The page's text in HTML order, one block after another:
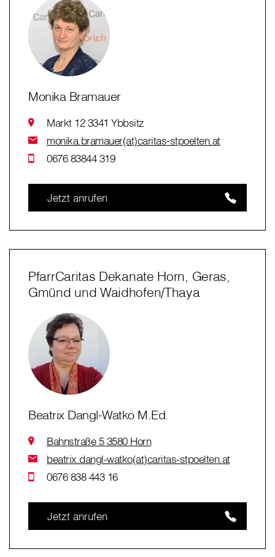
Monika Bramauer
Markt 12 3341 Ybbsitz
monika.bramauer(at)caritas-stpoelten.at
0676 83844 319
Jetzt anrufen
PfarrCaritas Dekanate Horn, Geras,
Gmünd und Waidhofen/Thaya
Beatrix Dangl-Watko M.Ed.
Bahnstraße 5 3580 Horn
beatrix.dangl-watko(at)caritas-stpoelten.at
0676 838 443 16
Jetzt anrufen